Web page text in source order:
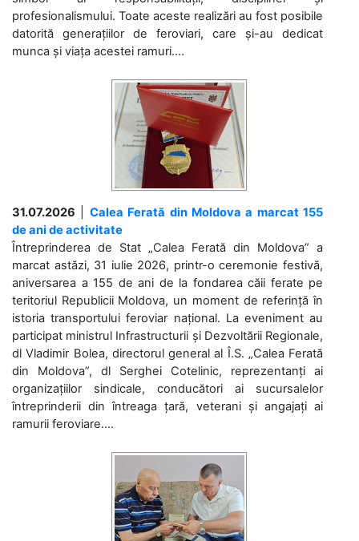
profesionalismului. Toate aceste realizări au fost posibile
datorită generațiilor de feroviari, care și-au dedicat
munca și viața acestei ramuri....
31.07.2026
Calea Ferată din Moldova a marcat 155
de ani de activitate
Întreprinderea de Stat „Calea Ferată din Moldova” a
marcat astăzi, 31 iulie 2026, printr-o ceremonie festivă,
aniversarea a 155 de ani de la fondarea căii ferate pe
teritoriul Republicii Moldova, un moment de referință în
istoria transportului feroviar național. La eveniment au
participat ministrul Infrastructurii și Dezvoltării Regionale,
dl Vladimir Bolea, directorul general al Î.S. „Calea Ferată
din Moldova”, dl Serghei Cotelinic, reprezentanți ai
organizațiilor sindicale, conducători ai sucursalelor
întreprinderii din întreaga țară, veterani și angajați ai
ramurii feroviare....